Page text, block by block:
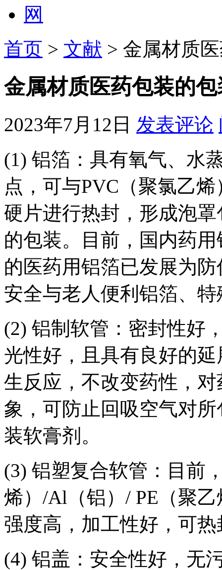
首页 > 文献 > 金属材质
金属材质医药包装的
2023年7月12日 发表评论
(1) 铝箔：具有氧气、水
点，可与PVC（聚氯乙
硬片进行热封，形成泡
的包装。目前，国内药
的医药用铝箔已发展为
安全与老人便利铝箔、
(2) 铝制软管：密封性好
光性好，且具有良好的
生反应，不改变药性，
象，可防止回吸空气对
装软膏剂。
(3) 铝塑复合软管：目前
烯）/Al（铝）/ PE（聚
强度高，加工性好，可
(4) 铝盖：安全性好，无